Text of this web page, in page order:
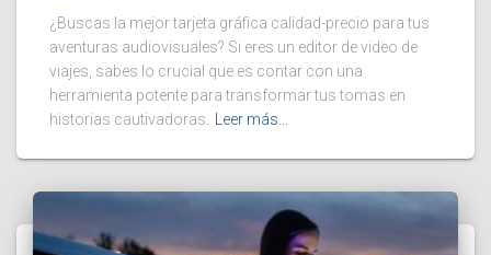
¿Buscas la mejor tarjeta gráfica calidad-precio para tus
aventuras audiovisuales? Si eres un editor de video de
viajes, sabes lo crucial que es contar con una
herramienta potente para transformar tus tomas en
historias cautivadoras.
Leer más…